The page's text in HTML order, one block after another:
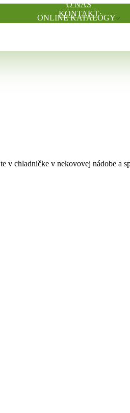
O NÁS
KONTAKT
ONLINE KATALÓGY
v chladničke v nekovovej nádobe